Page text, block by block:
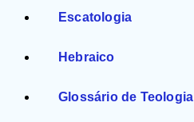
Escatologia
Hebraico
Glossário de Teologia